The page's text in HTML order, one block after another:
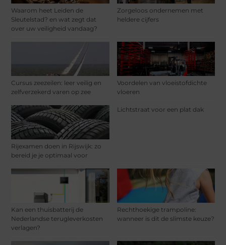
Waarom heet Leiden de
Sleutelstad? en wat zegt dat
over uw veiligheid vandaag?
Zorgeloos ondernemen met
heldere cijfers
Cursus zeezeilen: leer veilig en
zelfverzekerd varen op zee
Voordelen van vloeistofdichte
vloeren
Rijexamen doen in Rijswijk: zo
bereid je je optimaal voor
Lichtstraat voor een plat dak
Kan een thuisbatterij de
Nederlandse terugleverkosten
verlagen?
Rechthoekige trampoline:
wanneer is dit de slimste keuze?